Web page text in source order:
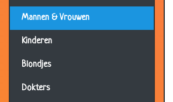
Mannen & Vrouwen
Kinderen
Blondjes
Dokters